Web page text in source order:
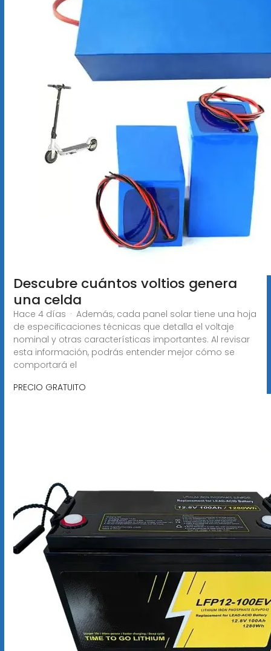
Descubre cuántos voltios genera
una celda
Hace 4 días · Además, cada panel solar tiene una hoja
de especificaciones técnicas que detalla el voltaje
nominal y otras características importantes. Al revisar
esta información, podrás entender mejor cómo se
comportará el
PRECIO GRATUITO